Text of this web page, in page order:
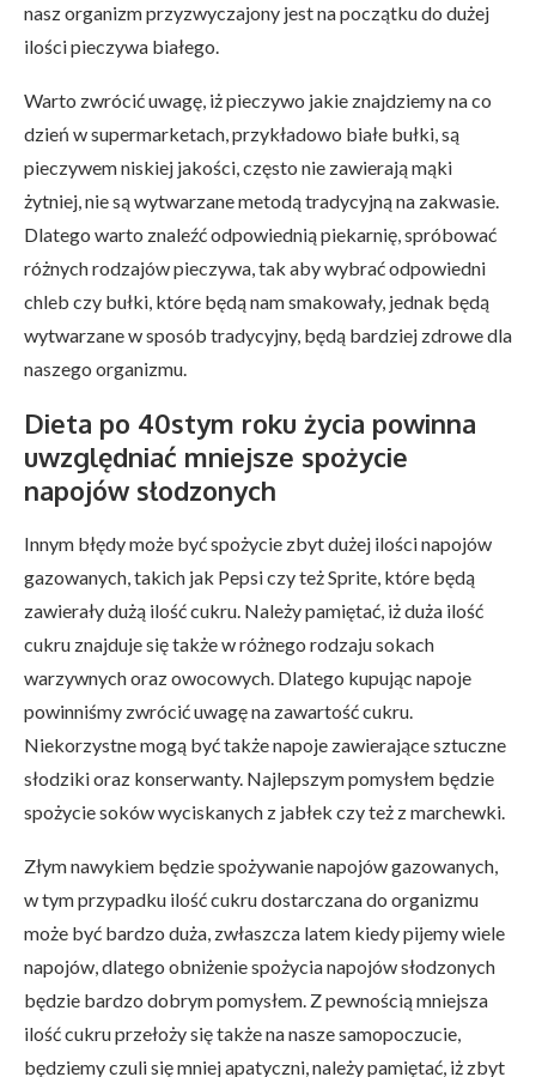
nasz organizm przyzwyczajony jest na początku do dużej
ilości pieczywa białego.
Warto zwrócić uwagę, iż pieczywo jakie znajdziemy na co
dzień w supermarketach, przykładowo białe bułki, są
pieczywem niskiej jakości, często nie zawierają mąki
żytniej, nie są wytwarzane metodą tradycyjną na zakwasie.
Dlatego warto znaleźć odpowiednią piekarnię, spróbować
różnych rodzajów pieczywa, tak aby wybrać odpowiedni
chleb czy bułki, które będą nam smakowały, jednak będą
wytwarzane w sposób tradycyjny, będą bardziej zdrowe dla
naszego organizmu.
Dieta po 40stym roku życia powinna
uwzględniać mniejsze spożycie
napojów słodzonych
Innym błędy może być spożycie zbyt dużej ilości napojów
gazowanych, takich jak Pepsi czy też Sprite, które będą
zawierały dużą ilość cukru. Należy pamiętać, iż duża ilość
cukru znajduje się także w różnego rodzaju sokach
warzywnych oraz owocowych. Dlatego kupując napoje
powinniśmy zwrócić uwagę na zawartość cukru.
Niekorzystne mogą być także napoje zawierające sztuczne
słodziki oraz konserwanty. Najlepszym pomysłem będzie
spożycie soków wyciskanych z jabłek czy też z marchewki.
Złym nawykiem będzie spożywanie napojów gazowanych,
w tym przypadku ilość cukru dostarczana do organizmu
może być bardzo duża, zwłaszcza latem kiedy pijemy wiele
napojów, dlatego obniżenie spożycia napojów słodzonych
będzie bardzo dobrym pomysłem. Z pewnością mniejsza
ilość cukru przełoży się także na nasze samopoczucie,
będziemy czuli się mniej apatyczni, należy pamiętać, iż zbyt